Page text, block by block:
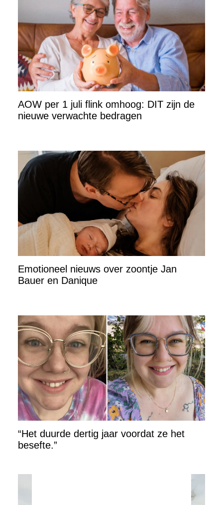
AOW per 1 juli flink omhoog: DIT zijn de
nieuwe verwachte bedragen
Emotioneel nieuws over zoontje Jan
Bauer en Danique
“Het duurde dertig jaar voordat ze het
besefte.”